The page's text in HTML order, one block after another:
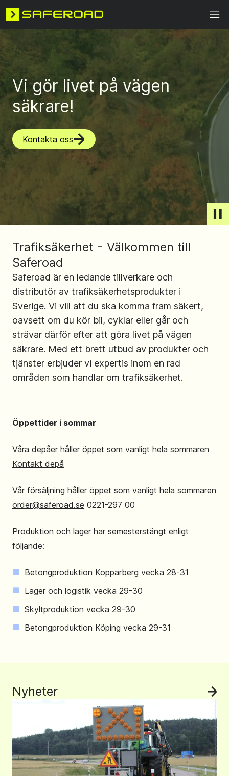
Vi gör livet på vägen
säkrare!
Kontakta oss
Trafiksäkerhet - Välkommen till
Saferoad
Saferoad är en ledande tillverkare och
distributör av trafiksäkerhetsprodukter i
Sverige. Vi vill att du ska komma fram säkert,
oavsett om du kör bil, cyklar eller går och
strävar därför efter att göra livet på vägen
säkrare. Med ett brett utbud av produkter och
tjänster erbjuder vi expertis inom en rad
områden som handlar om trafiksäkerhet.
Öppettider i sommar
Våra depåer håller öppet som vanligt hela sommaren
Kontakt depå
Vår försäljning håller öppet som vanligt hela sommaren
order@saferoad.se 0221-297 00
Produktion och lager har semesterstängt enligt
följande:
Betongproduktion Kopparberg vecka 28-31
Lager och logistik vecka 29-30
Skyltproduktion vecka 29-30
Betongproduktion Köping vecka 29-31
Nyheter Se